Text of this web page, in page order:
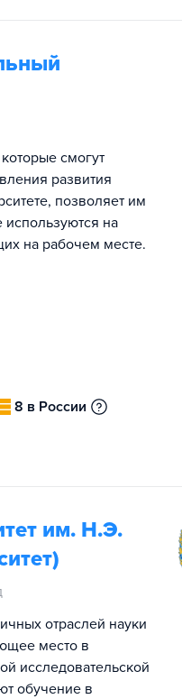
смогут
развития
позволяет им
используются на
на рабочем месте.
8 в России
им. Н.Э.
отраслей науки
место в
исследовательской
обучение в